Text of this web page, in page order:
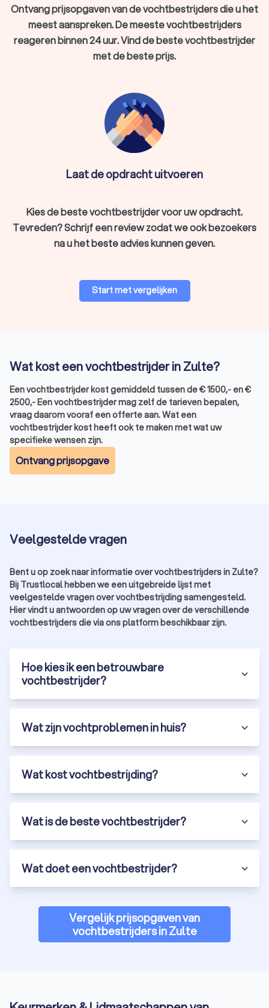
Ontvang prijsopgaven van de vochtbestrijders die u het
meest aanspreken. De meeste vochtbestrijders
reageren binnen 24 uur. Vind de beste vochtbestrijder
met de beste prijs.
Laat de opdracht uitvoeren
Kies de beste vochtbestrijder voor uw opdracht.
Tevreden? Schrijf een review zodat we ook bezoekers
na u het beste advies kunnen geven.
Start met vergelijken
Wat kost een vochtbestrijder in Zulte?
Een vochtbestrijder kost gemiddeld tussen de€1500,- en€
2500,-Een vochtbestrijder mag zelf de tarieven bepalen,
vraag daarom vooraf een offerte aan. Wat een
vochtbestrijder kost heeft ook te maken met wat uw
specifieke wensen zijn.
Ontvang prijsopgave
Veelgestelde vragen
Bent u op zoek naar informatie over vochtbestrijders in Zulte?
Bij Trustlocal hebben we een uitgebreide lijst met
veelgestelde vragen over vochtbestrijding samengesteld.
Hier vindt u antwoorden op uw vragen over de verschillende
vochtbestrijders die via ons platform beschikbaar zijn.
Hoe kies ik een betrouwbare
vochtbestrijder?
Wat zijn vochtproblemen in huis?
Wat kost vochtbestrijding?
Wat is de beste vochtbestrijder?
Wat doet een vochtbestrijder?
Vergelijk prijsopgaven van
vochtbestrijders in Zulte